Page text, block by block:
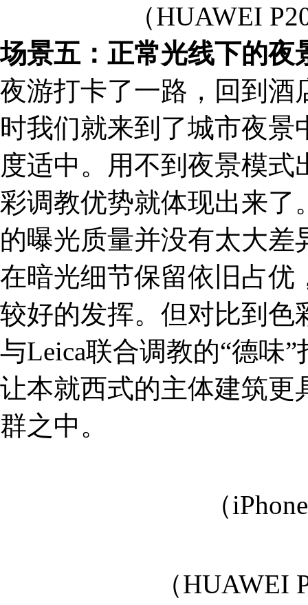
（HUAWEI
场景五：正常光线下的夜
夜游打卡了一路，回到酒
时我们就来到了城市夜
度适中。用不到夜景模式
彩调教优势就体现出来了
的曝光质量并没有太大差
在暗光细节保留依旧占优
较好的发挥。但对比到色
与Leica联合调教的“德味
让本就西式的主体建筑更
群之中。
（
（HUAWEI